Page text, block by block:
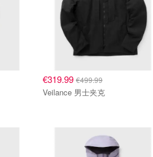
€319.99 €499.99
Veilance 男士夹克